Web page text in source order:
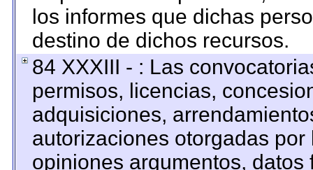
los informes que dichas
destino de dichos recursos.
84 XXXIII - : Las
permisos, licencias,
adquisiciones,
autorizaciones otorgadas
opiniones argumentos,